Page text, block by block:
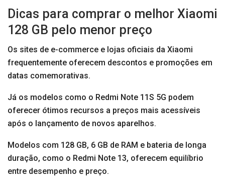
Dicas para comprar o melhor Xiaomi
128 GB pelo menor preço
Os sites de e-commerce e lojas oficiais da Xiaomi
frequentemente oferecem descontos e promoções em
datas comemorativas.
Já os modelos como o Redmi Note 11S 5G podem
oferecer ótimos recursos a preços mais acessíveis
após o lançamento de novos aparelhos.
Modelos com 128 GB, 6 GB de RAM e bateria de longa
duração, como o Redmi Note 13, oferecem equilíbrio
entre desempenho e preço.